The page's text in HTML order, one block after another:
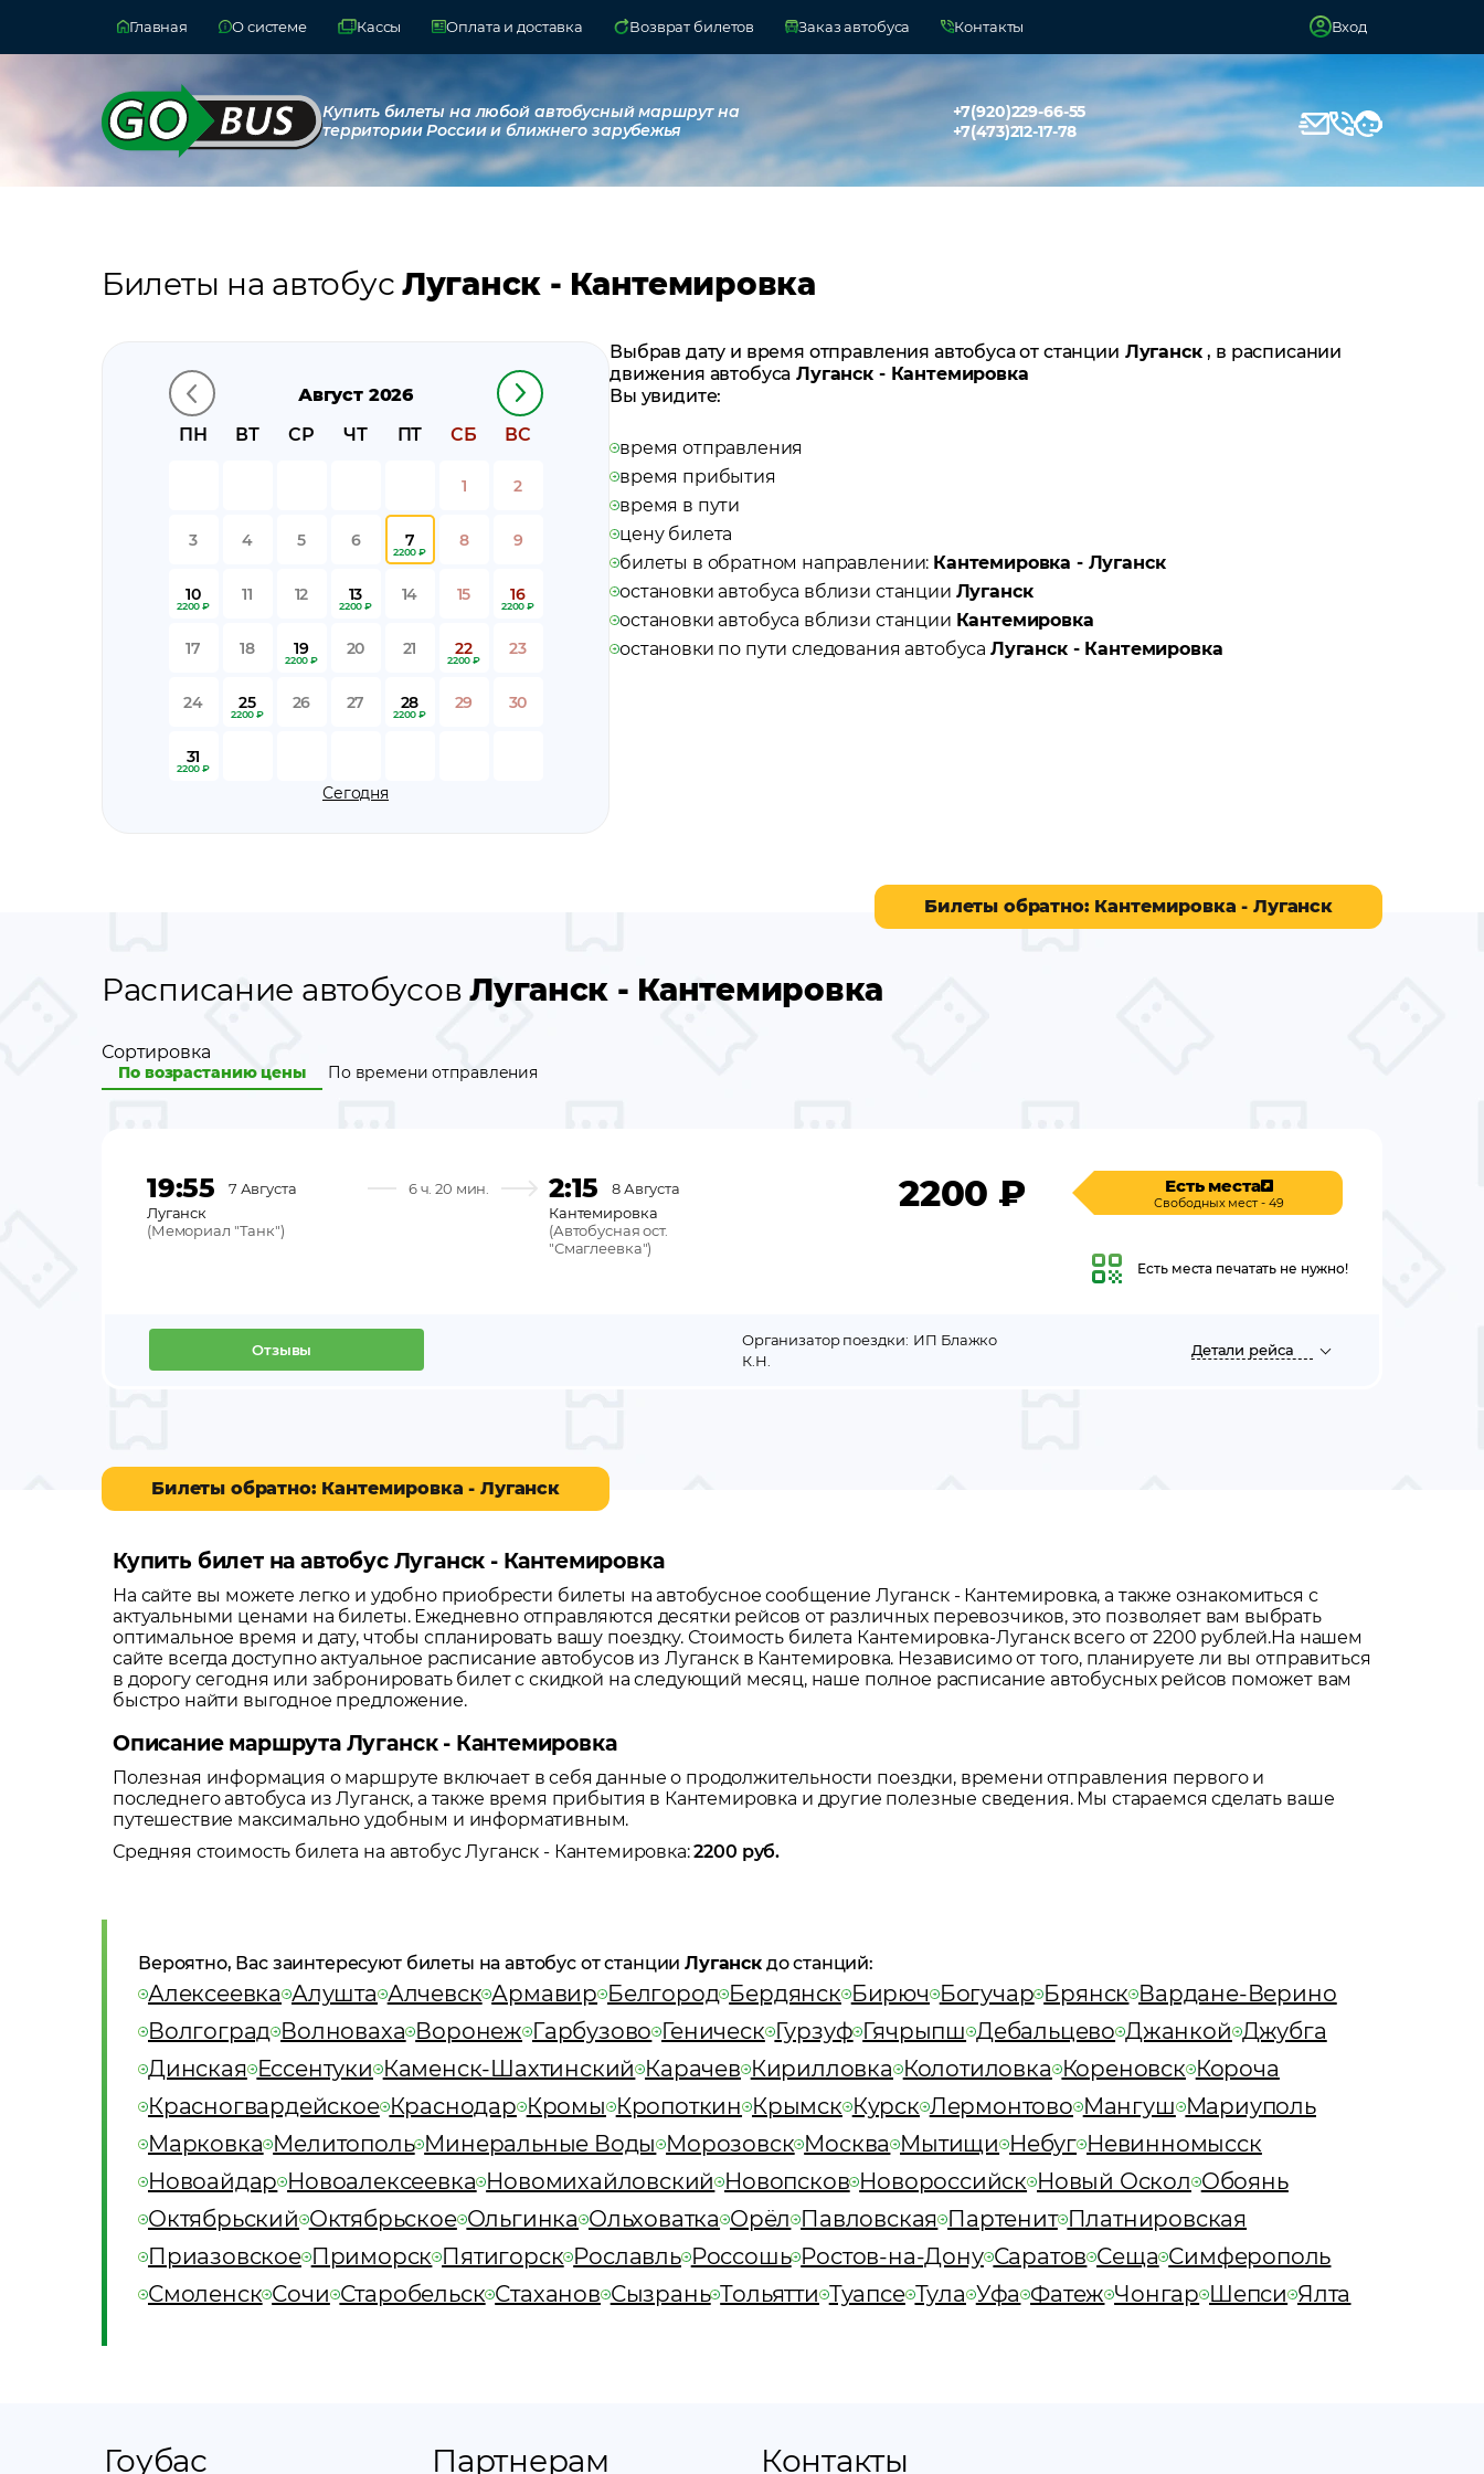
Главная О системе Кассы Оплата и доставка Возврат билетов Заказ автобуса Контакты Вход
Купить билеты на любой автобусный маршрут на
территории России и ближнего зарубежья
+7(920)229-66-55
+7(473)212-17-78
Билеты на автобус Луганск - Кантемировка
Август 2026
ПН
ВТ СР ЧТ ПТ СБ ВС
1 2
3 4 5 6 7
2200 ₽
8 9
10
2200 ₽
11 12 13
2200 ₽
14 15 16
2200 ₽
17 18 19
2200 ₽
20 21 22
2200 ₽
23
24 25
2200 ₽
26 27 28
2200 ₽
29 30
31
2200 ₽
Сегодня
Выбрав дату и время отправления автобуса от станции Луганск, в расписании
движения автобуса Луганск - Кантемировка
Вы увидите:
время отправления
время прибытия
время в пути
цену билета
билеты в обратном направлении: Кантемировка - Луганск
остановки автобуса вблизи станции Луганск
остановки автобуса вблизи станции Кантемировка
остановки по пути следования автобуса Луганск - Кантемировка
Расписание автобусовЛуганск - Кантемировка
Сортировка
По возрастанию цены По времени отправления
Билеты обратно: Кантемировка - Луганск
19:55
7 Августа
Луганск
(Мемориал "Танк")
6 ч. 20 мин. 2:15
8 Августа
Кантемировка
(Автобусная ост.
"Смаглеевка")
2200 ₽ Есть места
Свободных мест - 49
Есть места печатать не нужно!
Отзывы
Организатор поездки: ИП Блажко
К.Н.
Детали рейса
Билеты обратно: Кантемировка - Луганск
Купить билет на автобус Луганск - Кантемировка
На сайте вы можете легко и удобно приобрести билеты на автобусное сообщение Луганск- Кантемировка, а также ознакомиться с
актуальными ценами на билеты. Ежедневно отправляются десятки рейсов от различных перевозчиков, это позволяет вам выбрать
оптимальное время и дату, чтобы спланировать вашу поездку. Стоимость билета Кантемировка-Луганск всего от 2200 рублей.На нашем
сайте всегда доступно актуальное расписание автобусов из Луганскв Кантемировка. Независимо от того, планируете ли вы отправиться
в дорогу сегодня или забронировать билет с скидкой на следующий месяц, наше полное расписание автобусных рейсов поможет вам
быстро найти выгодное предложение.
Описание маршрута Луганск - Кантемировка
Полезная информация о маршруте включает в себя данные о продолжительности поездки, времени отправления первого и
последнего автобуса изЛуганск, а также время прибытия в Кантемировка и другие полезные сведения. Мы стараемся сделать ваше
путешествие максимально удобным и информативным.
Средняя стоимость билета на автобусЛуганск - Кантемировка: 2200 руб.
Вероятно, Вас заинтересуют билеты на автобус от станцииЛуганскдо станций:
Алексеевка Алушта Алчевск Армавир Белгород Бердянск Бирюч Богучар Брянск Вардане-Верино
Волгоград Волноваха Воронеж Гарбузово Геническ Гурзуф Гячрыпш Дебальцево Джанкой Джубга
Динская Ессентуки Каменск-Шахтинский Карачев Кирилловка Колотиловка Кореновск Короча
Красногвардейское Краснодар Кромы Кропоткин Крымск Курск Лермонтово Мангуш Мариуполь
Марковка Мелитополь Минеральные Воды Морозовск Москва Мытищи Небуг Невинномысск
Новоайдар Новоалексеевка Новомихайловский Новопсков Новороссийск Новый Оскол Обоянь
Октябрьский Октябрьское Ольгинка Ольховатка Орёл Павловская Партенит Платнировская
Приазовское Приморск Пятигорск Рославль Россошь Ростов-на-Дону Саратов Сеща Симферополь
Смоленск Сочи Старобельск Стаханов Сызрань Тольятти Туапсе Тула Уфа Фатеж Чонгар Шепси Ялта
Гоубас Партнерам Контакты